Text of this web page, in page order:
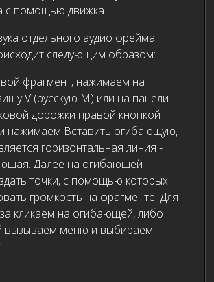
с помощью движка.
отдельного аудио фрейма
следующим образом:
фрагмент, нажимаем на
V (русскую М) или на панели
дорожки правой кнопкой
нажимаем Вставить огибающую,
горизонтальная линия -
Далее на огибающей
точки, с помощью которых
громкость на фрагменте. Для
кликаем на огибающей, либо
вызываем меню и выбираем